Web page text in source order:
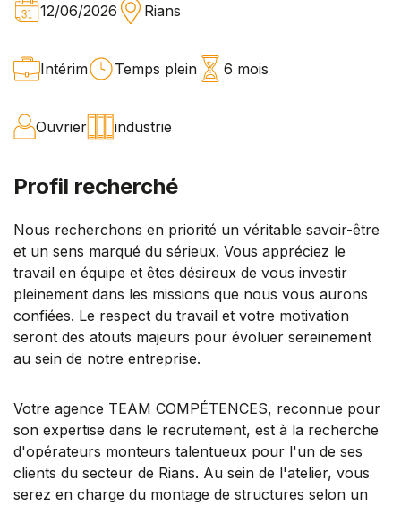
12/06/2026 Rians
Intérim Temps plein 6 mois
Ouvrier industrie
Profil recherché
Nous recherchons en priorité un véritable savoir-être
et un sens marqué du sérieux. Vous appréciez le
travail en équipe et êtes désireux de vous investir
pleinement dans les missions que nous vous aurons
confiées. Le respect du travail et votre motivation
seront des atouts majeurs pour évoluer sereinement
au sein de notre entreprise.
Votre agence TEAM COMPÉTENCES, reconnue pour
son expertise dans le recrutement, est à la recherche
d'opérateurs monteurs talentueux pour l'un de ses
clients du secteur de Rians. Au sein de l'atelier, vous
serez en charge du montage de structures selon un